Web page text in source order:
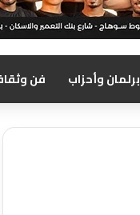
برلمان وأحزاب فن